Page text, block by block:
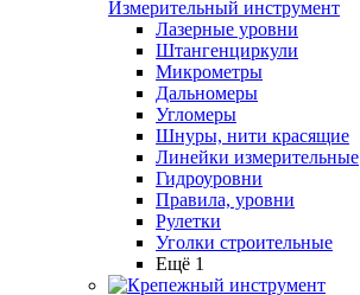
Измерительный инструмент
Лазерные уровни
Штангенциркули
Микрометры
Дальномеры
Угломеры
Шнуры, нити красящие
Линейки измерительные
Гидроуровни
Правила, уровни
Рулетки
Уголки строительные
Ещё 1